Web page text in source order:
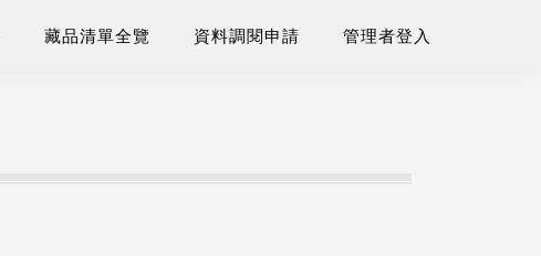
藏品清單全覽 資料調閱申請 管理者登入